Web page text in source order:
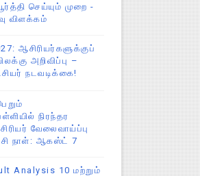
செய்யும் முறை -
விளக்கம்
ஆசிரியர்களுக்குப்
அறிவிப்பு –
நடவடிக்கை!
நிரந்தர
வேலைவாய்ப்பு
நாள்: ஆகஸ்ட் 7
Analysis 10 மற்றும்